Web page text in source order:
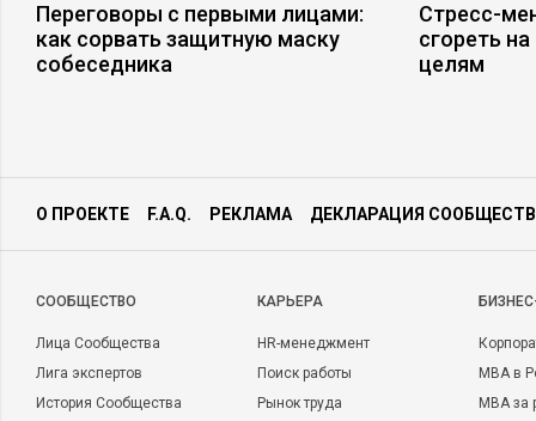
свою
Переговоры с первыми лицами:
как сорвать защитную маску
собеседника
Стресс-
сгореть
целям
О ПРОЕКТЕ F.A.Q. РЕКЛАМА ДЕКЛАРАЦИЯ
CООБЩЕСТВО
Лица Сообщества
Лига экспертов
История Сообщества
КАРЬЕРА
HR-менеджмент
Поиск работы
Рынок труда
MBA в
MBA